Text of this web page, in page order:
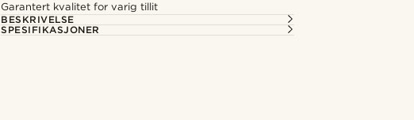
Garantert kvalitet for varig tillit
BESKRIVELSE
SPESIFIKASJONER